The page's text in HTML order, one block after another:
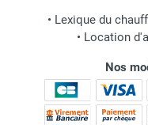
• Lexique du
• Location
Nos